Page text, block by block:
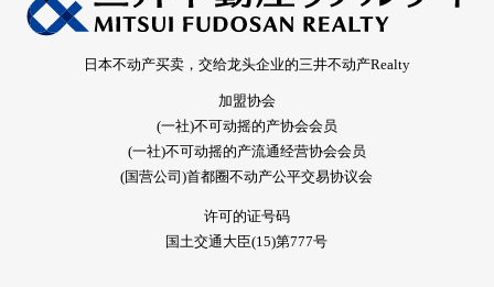
日本不动产买卖，交给龙头企业的三井不动产Realty
加盟协会
(一社)不可动摇的产协会会员
(一社)不可动摇的产流通经营协会会员
(国营公司)首都圈不动产公平交易协议会
许可的证号码
国土交通大臣(15)第777号